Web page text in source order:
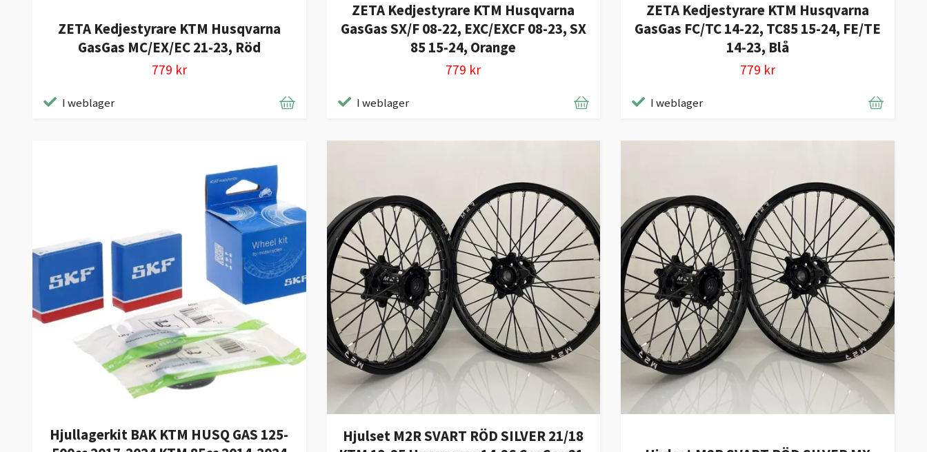
ZETA Kedjestyrare KTM Husqvarna
GasGas MC/EX/EC 21-23, Röd
779 kr
I weblager
ZETA Kedjestyrare KTM Husqvarna
GasGas SX/F 08-22, EXC/EXCF 08-23, SX
85 15-24, Orange
779 kr
I weblager
ZETA Kedjestyrare KTM Husqvarna
GasGas FC/TC 14-22, TC85 15-24, FE/TE
14-23, Blå
779 kr
I weblager
Hjullagerkit BAK KTM HUSQ GAS 125-
Hjulset M2R SVART RÖD SILVER 21/18